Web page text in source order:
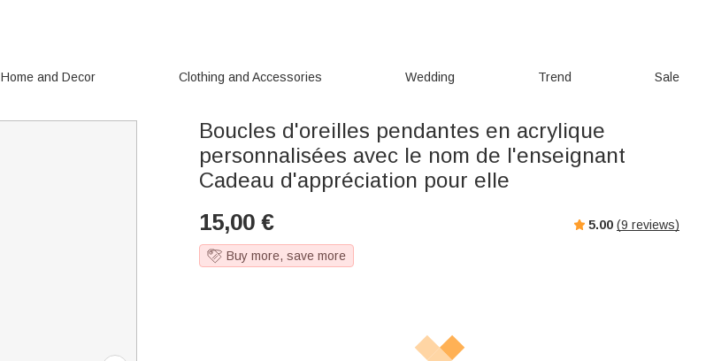
Home and Decor Clothing and Accessories Wedding Trend Sale
Boucles d'oreilles pendantes en acrylique
personnalisées avec le nom de l'enseignant
Cadeau d'appréciation pour elle
15,00 € 5.00 (9 reviews)
Buy more, save more